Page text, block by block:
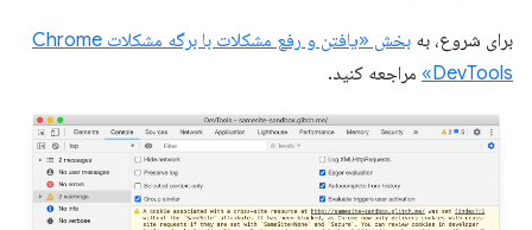
برای شروع، به
بخش «یافتن و رفع مشکلات با برگه مشکلات Chrome
DevTools»
مراجعه کنید.